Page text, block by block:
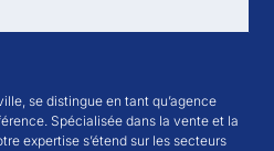
se distingue en tant qu’agence
Spécialisée dans la vente et la
expertise s’étend sur les secteurs